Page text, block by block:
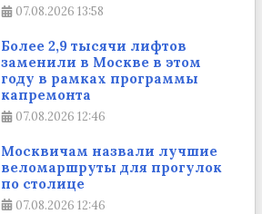
07.08.2026 13:58
Более 2,9 тысячи лифтов
заменили в Москве в этом
году в рамках программы
капремонта
07.08.2026 12:46
Москвичам назвали лучшие
веломаршруты для прогулок
по столице
07.08.2026 12:46